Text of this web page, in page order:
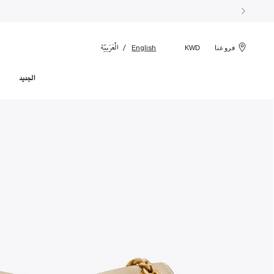
فروعنا KWD
English الْعَرَبيّة
الجديد